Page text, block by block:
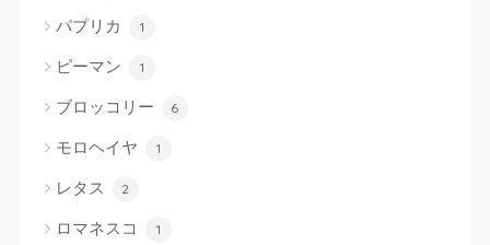
パプリカ 1
ピーマン 1
ブロッコリー 6
モロヘイヤ 1
レタス 2
ロマネスコ 1